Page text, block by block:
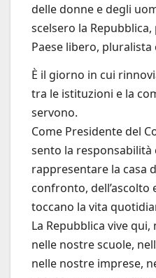
delle donne e degli
scelsero la
Paese libero,
È il giorno in cui
tra le istituzioni e la
servono.
Come Presidente del
sento la responsabilità
rappresentare la casa
confronto, dell’ascolto
toccano la vita
La Repubblica vive
nelle nostre scuole,
nelle nostre imprese,